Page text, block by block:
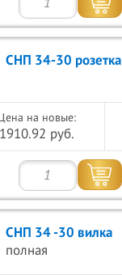
СНП 34-30 розетка
на новые:
1910.92 руб.
СНП 34 -30 вилка
полная